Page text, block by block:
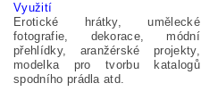
Využití
Erotické hrátky, umělecké
fotografie, dekorace, módní
přehlídky, aranžérské projekty,
modelka pro tvorbu katalogů
spodního prádla atd.